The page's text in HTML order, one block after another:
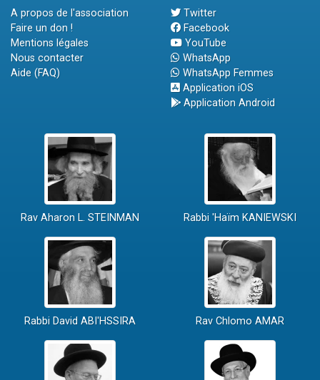
A propos de l'association
Faire un don !
Mentions légales
Nous contacter
Aide (FAQ)
Twitter
Facebook
YouTube
WhatsApp
WhatsApp Femmes
Application iOS
Application Android
Rav Aharon L. STEINMAN Rabbi 'Haïm KANIEWSKI
Rabbi David ABI'HSSIRA Rav Chlomo AMAR